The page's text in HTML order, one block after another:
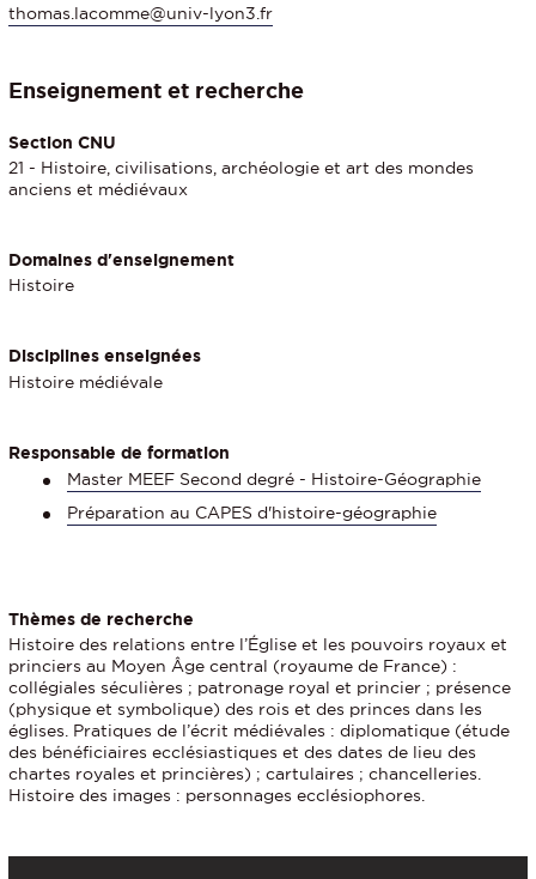
thomas.lacomme@univ-lyon3.fr
Enseignement et recherche
Section CNU
21 - Histoire, civilisations, archéologie et art des mondes
anciens et médiévaux
Domaines d'enseignement
Histoire
Disciplines enseignées
Histoire médiévale
Responsable de formation
Master MEEF Second degré - Histoire-Géographie
Préparation au CAPES d'histoire-géographie
Thèmes de recherche
Histoire des relations entre l’Église et les pouvoirs royaux et
princiers au Moyen Âge central (royaume de France) :
collégiales séculières ; patronage royal et princier ; présence
(physique et symbolique) des rois et des princes dans les
églises. Pratiques de l’écrit médiévales : diplomatique (étude
des bénéficiaires ecclésiastiques et des dates de lieu des
chartes royales et princières) ; cartulaires ; chancelleries.
Histoire des images : personnages ecclésiophores.